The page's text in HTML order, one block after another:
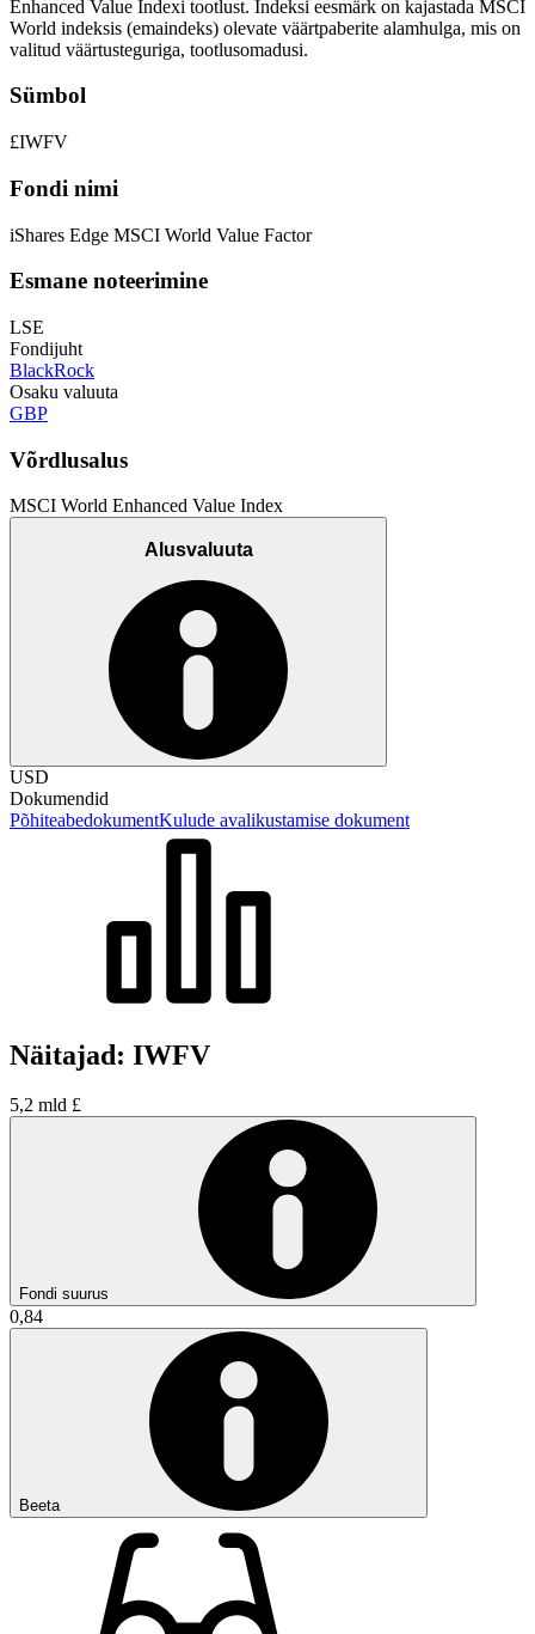
Enhanced Value Indexi tootlust. Indeksi eesmärk on kajastada MSCI
World indeksis (emaindeks) olevate väärtpaberite alamhulga, mis on
valitud väärtusteguriga, tootlusomadusi.
Sümbol
£IWFV
Fondi nimi
iShares Edge MSCI World Value Factor
Esmane noteerimine
LSE
Fondijuht
BlackRock
Osaku valuuta
GBP
Võrdlusalus
MSCI World Enhanced Value Index
Alusvaluuta
USD
Dokumendid
PõhiteabedokumentKulude avalikustamise dokument
Näitajad: IWFV
5,2 mld £
Fondi suurus
0,84
Beeta